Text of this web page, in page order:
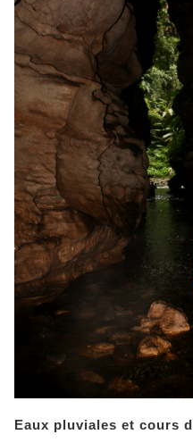
Eaux pluviales et cours